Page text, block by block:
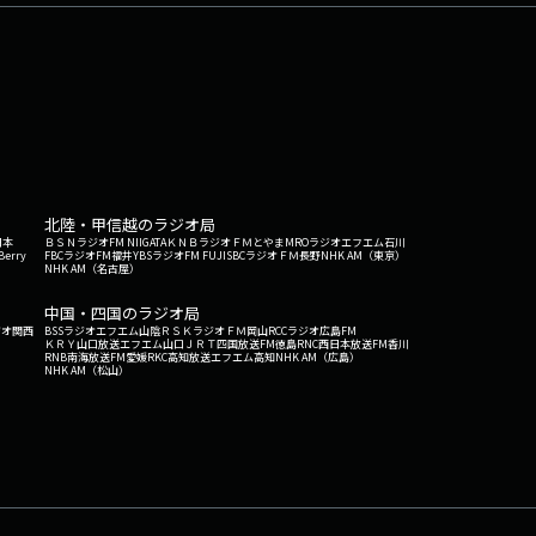
本
北陸・甲信越のラジオ局
ＢＳＮラジオFM NIIGATAＫＮＢラジオ ＦＭとやまMROラジオエフエム石川
FBCラジオFM福井YBSラジオFM FUJISBCラジオ ＦＭ長野NHK AM（東京）
NHK AM（名古屋）
関西
中国・四国のラジオ局
BSSラジオエフエム山陰ＲＳＫラジオ ＦＭ岡山RCCラジオ広島FM
ＫＲＹ山口放送エフエム山口 ＪＲＴ四国放送FM徳島RNC西日本放送FM香川
RNB南海放送FM愛媛RKC高知放送エフエム高知NHK AM（広島）
NHK AM（松山）